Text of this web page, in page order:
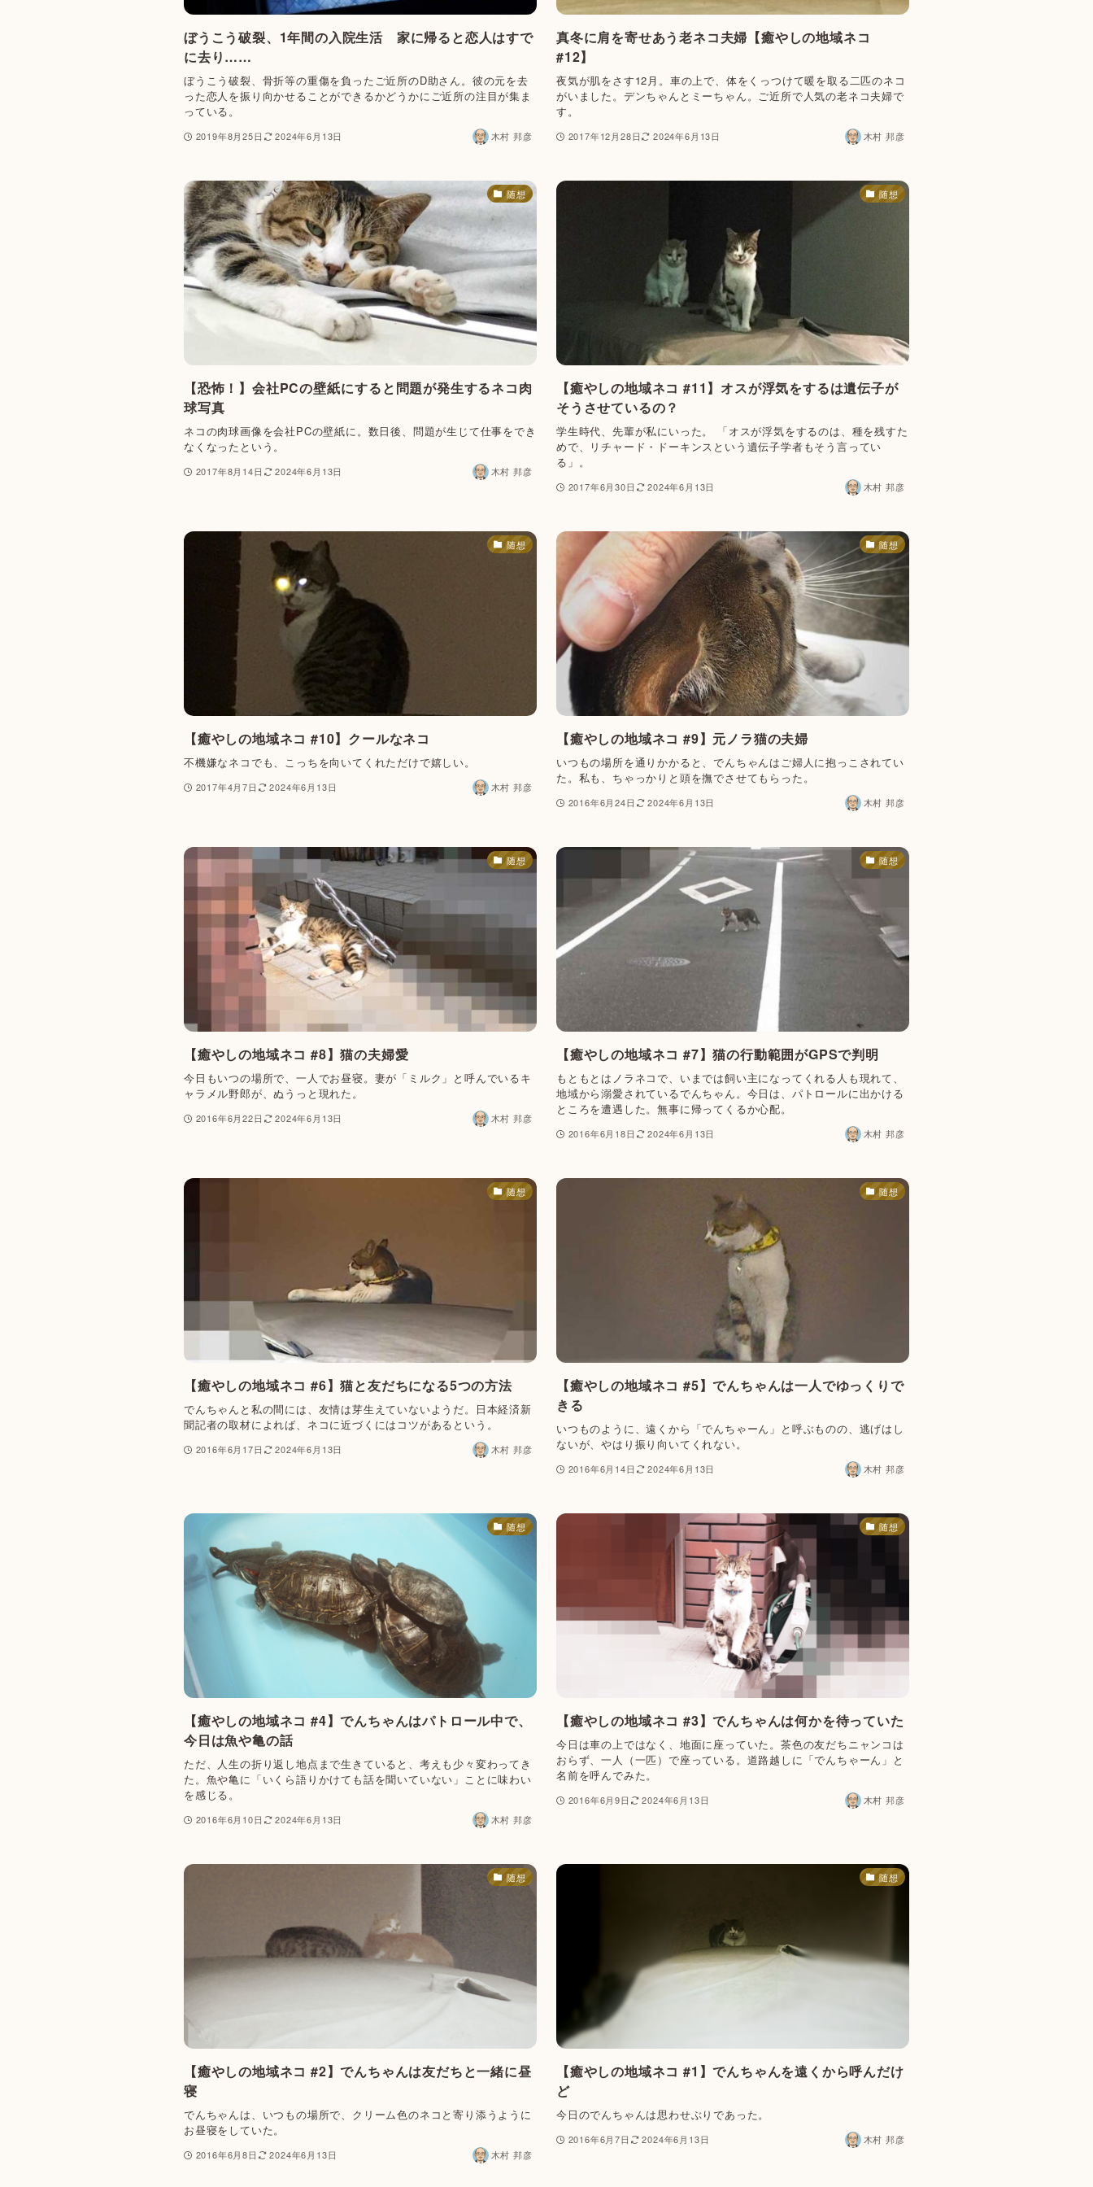
ぼうこう破裂、1年間の入院生活 家に帰ると恋人はすで
に去り……
ぼうこう破裂、骨折等の重傷を負ったご近所のD助さん。彼の元を去
った恋人を振り向かせることができるかどうかにご近所の注目が集ま
っている。
2019年8月25日 2024年6月13日 木村 邦彦
真冬に肩を寄せあう老ネコ夫婦【癒やしの地域ネコ
#12】
夜気が肌をさす12月。車の上で、体をくっつけて暖を取る二匹のネコ
がいました。デンちゃんとミーちゃん。ご近所で人気の老ネコ夫婦で
す。
2017年12月28日 2024年6月13日 木村 邦彦
随想
【恐怖！】会社PCの壁紙にすると問題が発生するネコ肉
球写真
ネコの肉球画像を会社PCの壁紙に。数日後、問題が生じて仕事をでき
なくなったという。
2017年8月14日 2024年6月13日 木村 邦彦
随想
【癒やしの地域ネコ #11】オスが浮気をするは遺伝子が
そうさせているの？
学生時代、先輩が私にいった。 「オスが浮気をするのは、種を残すた
めで、リチャード・ドーキンスという遺伝子学者もそう言ってい
る」。
2017年6月30日 2024年6月13日 木村 邦彦
随想
【癒やしの地域ネコ #10】クールなネコ
不機嫌なネコでも、こっちを向いてくれただけで嬉しい。
2017年4月7日 2024年6月13日 木村 邦彦
随想
【癒やしの地域ネコ #9】元ノラ猫の夫婦
いつもの場所を通りかかると、でんちゃんはご婦人に抱っこされてい
た。私も、ちゃっかりと頭を撫でさせてもらった。
2016年6月24日 2024年6月13日 木村 邦彦
随想
【癒やしの地域ネコ #8】猫の夫婦愛
今日もいつの場所で、一人でお昼寝。妻が「ミルク」と呼んでいるキ
ャラメル野郎が、ぬうっと現れた。
2016年6月22日 2024年6月13日 木村 邦彦
随想
【癒やしの地域ネコ #7】猫の行動範囲がGPSで判明
もともとはノラネコで、いまでは飼い主になってくれる人も現れて、
地域から溺愛されているでんちゃん。今日は、パトロールに出かける
ところを遭遇した。無事に帰ってくるか心配。
2016年6月18日 2024年6月13日 木村 邦彦
随想
【癒やしの地域ネコ #6】猫と友だちになる5つの方法
でんちゃんと私の間には、友情は芽生えていないようだ。日本経済新
聞記者の取材によれば、ネコに近づくにはコツがあるという。
2016年6月17日 2024年6月13日 木村 邦彦
随想
【癒やしの地域ネコ #5】でんちゃんは一人でゆっくりで
きる
いつものように、遠くから「でんちゃーん」と呼ぶものの、逃げはし
ないが、やはり振り向いてくれない。
2016年6月14日 2024年6月13日 木村 邦彦
随想
【癒やしの地域ネコ #4】でんちゃんはパトロール中で、
今日は魚や亀の話
ただ、人生の折り返し地点まで生きていると、考えも少々変わってき
た。魚や亀に「いくら語りかけても話を聞いていない」ことに味わい
を感じる。
2016年6月10日 2024年6月13日 木村 邦彦
随想
【癒やしの地域ネコ #3】でんちゃんは何かを待っていた
今日は車の上ではなく、地面に座っていた。茶色の友だちニャンコは
おらず、一人（一匹）で座っている。道路越しに「でんちゃーん」と
名前を呼んでみた。
2016年6月9日 2024年6月13日 木村 邦彦
随想
【癒やしの地域ネコ #2】でんちゃんは友だちと一緒に昼
寝
でんちゃんは、いつもの場所で、クリーム色のネコと寄り添うように
お昼寝をしていた。
2016年6月8日 2024年6月13日 木村 邦彦
随想
【癒やしの地域ネコ #1】でんちゃんを遠くから呼んだけ
ど
今日のでんちゃんは思わせぶりであった。
2016年6月7日 2024年6月13日 木村 邦彦